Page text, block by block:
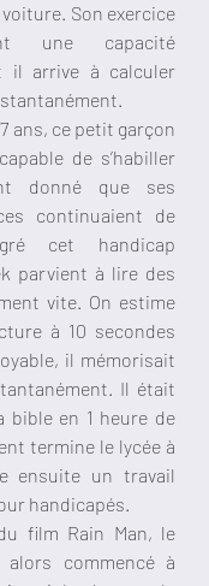
Son exercice
une capacité
il arrive à calculer
ans, ce petit garçon
de s’habiller
donné que ses
continuaient de
cet handicap
parvient à lire des
vite. On estime
à 10 secondes
il mémorisait
Il était
bible en 1 heure de
termine le lycée à
ensuite un travail
handicapés.
film Rain Man, le
commencé à